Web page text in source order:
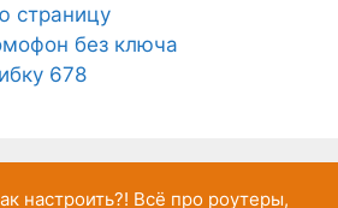
страницу
без ключа
678
настроить?! Всё про роутеры,